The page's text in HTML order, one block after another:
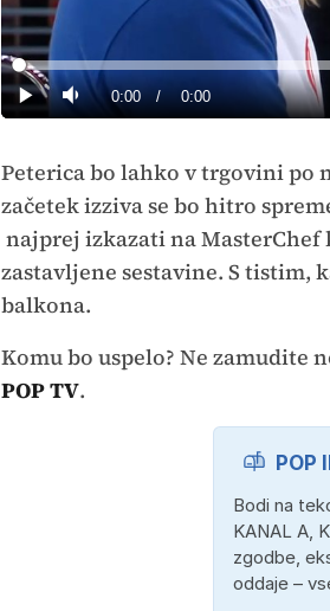
Predvajaj
Tiho Current
0:00 / Duration
0:00
Loaded:
0%
Peterica bo lahko v trgovini
začetek izziva se bo hitro
najprej izkazati na
zastavljene sestavine. S tistim,
balkona.
Komu bo uspelo? Ne zamudite
POP TV.
POP
Bodi na
KANAL A,
zgodbe,
oddaje –